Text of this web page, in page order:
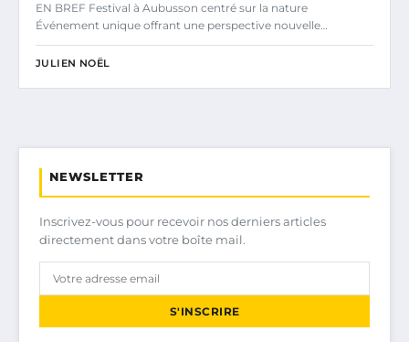
EN BREF Festival à Aubusson centré sur la nature
Événement unique offrant une perspective nouvelle…
JULIEN NOËL
NEWSLETTER
Inscrivez-vous pour recevoir nos derniers articles
directement dans votre boîte mail.
S'INSCRIRE